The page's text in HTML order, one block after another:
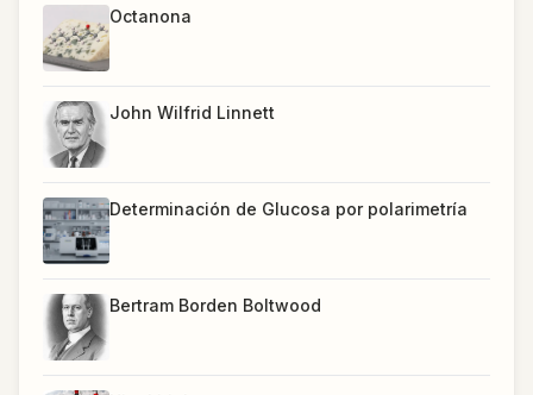
Octanona
John Wilfrid Linnett
Determinación de Glucosa por polarimetría
Bertram Borden Boltwood